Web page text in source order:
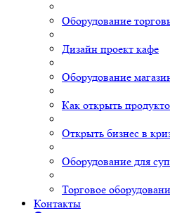
Оборудование
Дизайн проект кафе
Оборудование
Как открыть
Открыть бизнес в
Оборудование для
Торговое
Контакты